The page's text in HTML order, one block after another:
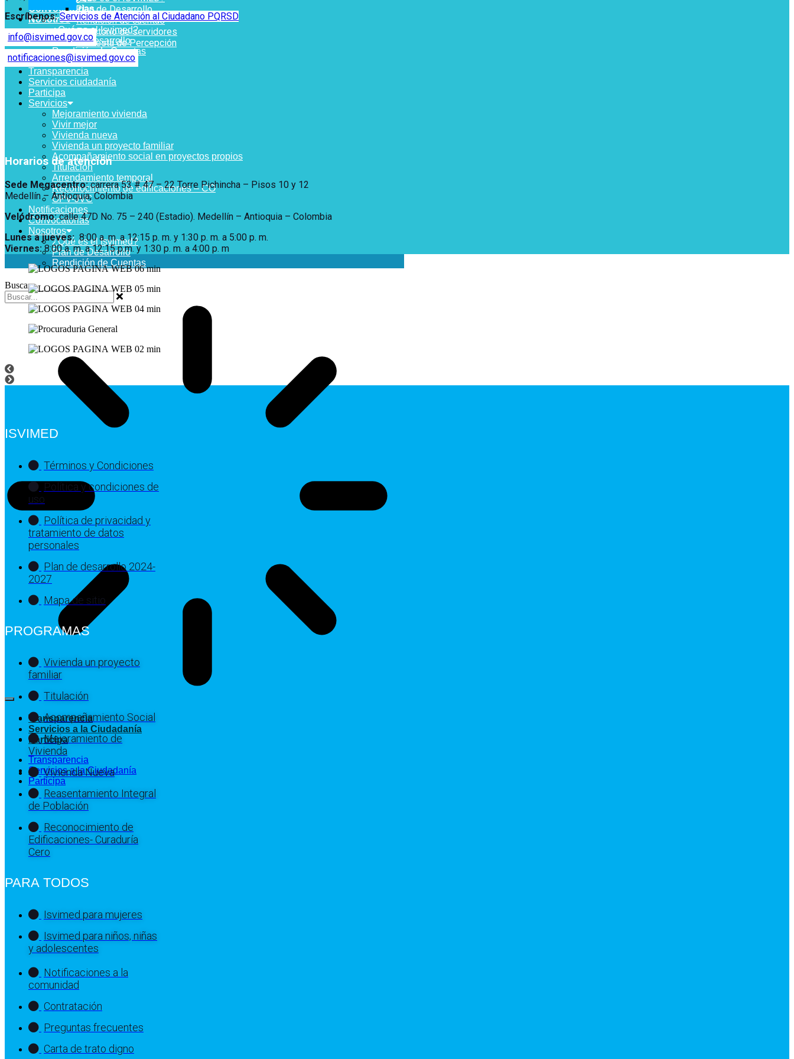
Convocatorias
Nosotros
¿Qué es el Isvimed?
Plan de Desarrollo
Rendición de Cuentas
Transparencia
Servicios ciudadanía
Participa
Servicios
Mejoramiento vivienda
Vivir mejor
Vivienda nueva
Vivienda un proyecto familiar
Acompañamiento social en proyectos propios
Titulación
Arrendamiento temporal
Reconocimiento de edificaciones – CO
OPV-JVC
Notificaciones
Convocatorias
Nosotros
¿Qué es el Isvimed?
Plan de Desarrollo
Rendición de Cuentas
Buscar
Transparencia
Servicios a la Ciudadanía
Participa
Transparencia
Servicios a la Ciudadanía
Participa
Plan de Desarrollo
Rendición de cuentas
Directorio de servidores
Encuesta de Percepción
Escríbenos:Servicios de Atención al Ciudadano PQRSD
info@isvimed.gov.co
notificaciones@isvimed.gov.co
Horarios de atención
Sede Megacentro:carrera 53 # 47 – 22 Torre Pichincha – Pisos 10 y 12
Medellín – Antioquia, Colombia
Velódromo:calle 47D No. 75 – 240 (Estadio). Medellín – Antioquia – Colombia
Lunes a jueves:8:00 a. m. a 12:15 p. m. y 1:30 p. m. a 5:00 p. m.
Viernes:8:00 a. m. a 12:15 p.m. y 1:30 p. m. a 4:00 p. m
ISVIMED
Términos y Condiciones
Política y condiciones de
uso
Política de privacidad y
tratamiento de datos
personales
Plan de desarrollo 2024-
2027
Mapa de sitio
PROGRAMAS
Vivienda un proyecto
familiar
Titulación
Acompañamiento Social
Mejoramiento de
Vivienda
Vivienda Nueva
Reasentamiento Integral
de Población
Reconocimiento de
Edificaciones- Curaduría
Cero
PARA TODOS
Isvimed para mujeres
Isvimed para niños, niñas
y adolescentes
Notificaciones a la
comunidad
Contratación
Preguntas frecuentes
Carta de trato digno